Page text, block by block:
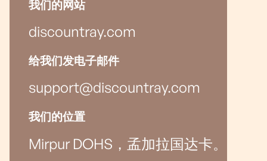
我们的网站
discountray.com
给我们发电子邮件
support@discountray.com
我们的位置
Mirpur DOHS，孟加拉国达卡。